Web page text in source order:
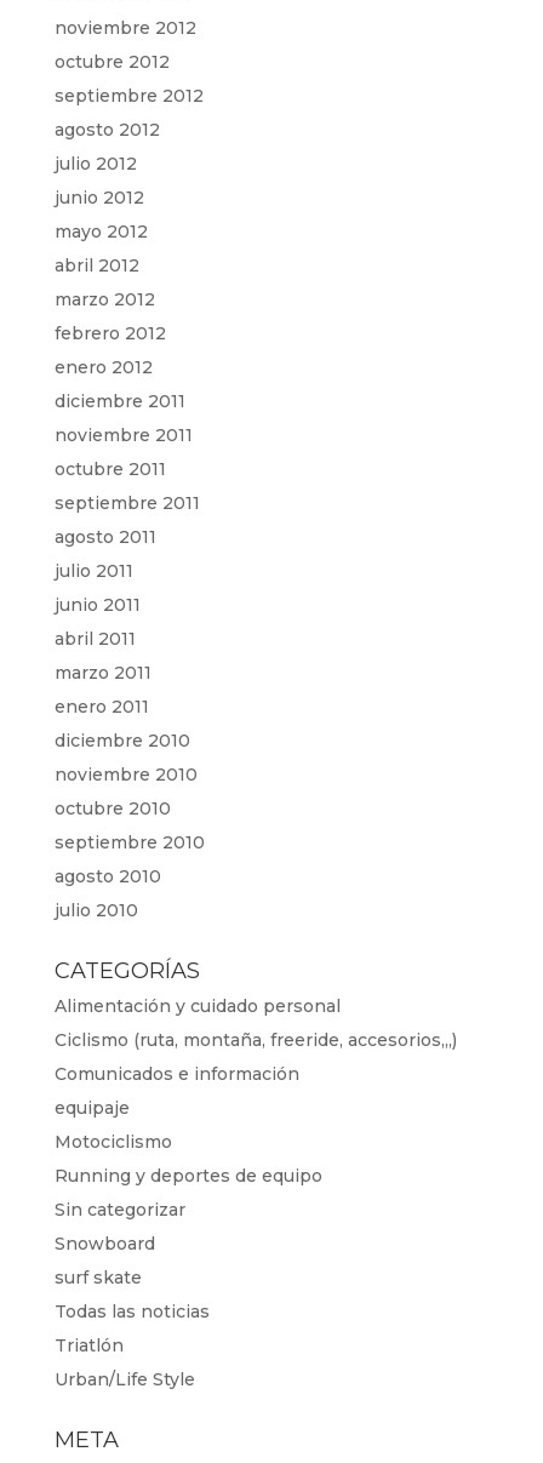
noviembre 2012
octubre 2012
septiembre 2012
agosto 2012
julio 2012
junio 2012
mayo 2012
abril 2012
marzo 2012
febrero 2012
enero 2012
diciembre 2011
noviembre 2011
octubre 2011
septiembre 2011
agosto 2011
julio 2011
junio 2011
abril 2011
marzo 2011
enero 2011
diciembre 2010
noviembre 2010
octubre 2010
septiembre 2010
agosto 2010
julio 2010
CATEGORÍAS
Alimentación y cuidado personal
Ciclismo (ruta, montaña, freeride, accesorios,,,)
Comunicados e información
equipaje
Motociclismo
Running y deportes de equipo
Sin categorizar
Snowboard
surf skate
Todas las noticias
Triatlón
Urban/Life Style
META